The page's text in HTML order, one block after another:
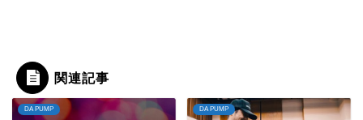
関連記事
DA PUMP DA PUMP